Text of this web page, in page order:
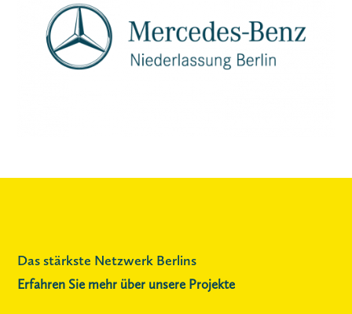
Das stärkste Netzwerk Berlins
Erfahren Sie mehr über unsere Projekte